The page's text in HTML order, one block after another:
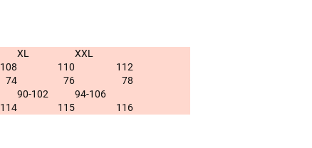
XL
XXL
108 110
112
74 76
78
90-102
94-106
114 115 116